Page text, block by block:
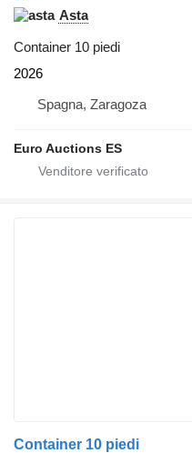
Asta
Container 10 piedi
2026
Spagna, Zaragoza
Euro Auctions ES
Container 10 piedi